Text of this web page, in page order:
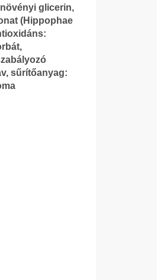
glicerin,
(Hippophae
sűrítőanyag: